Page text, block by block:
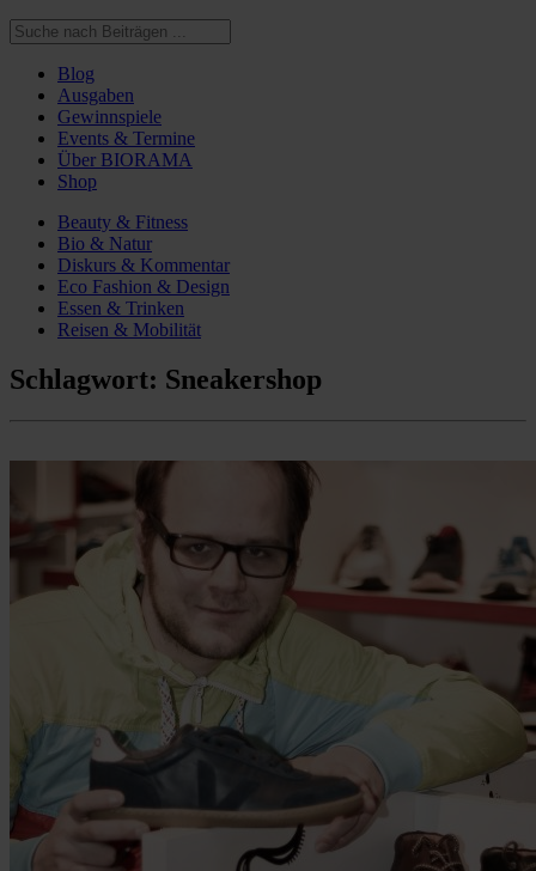
Blog
Ausgaben
Gewinnspiele
Events & Termine
Über BIORAMA
Shop
Beauty & Fitness
Bio & Natur
Diskurs & Kommentar
Eco Fashion & Design
Essen & Trinken
Reisen & Mobilität
Schlagwort: Sneakershop